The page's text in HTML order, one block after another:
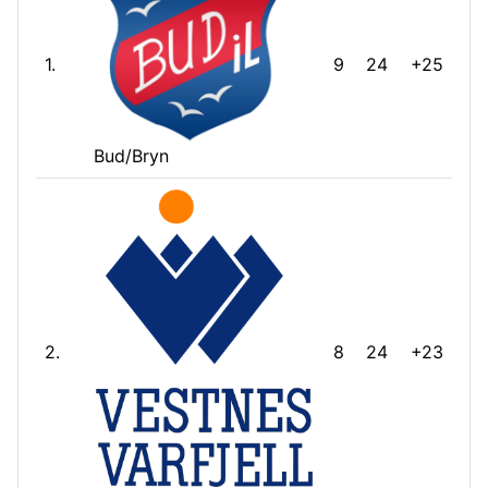
1.
Bud/Bryn
9 24 +25
2. 8 24 +23